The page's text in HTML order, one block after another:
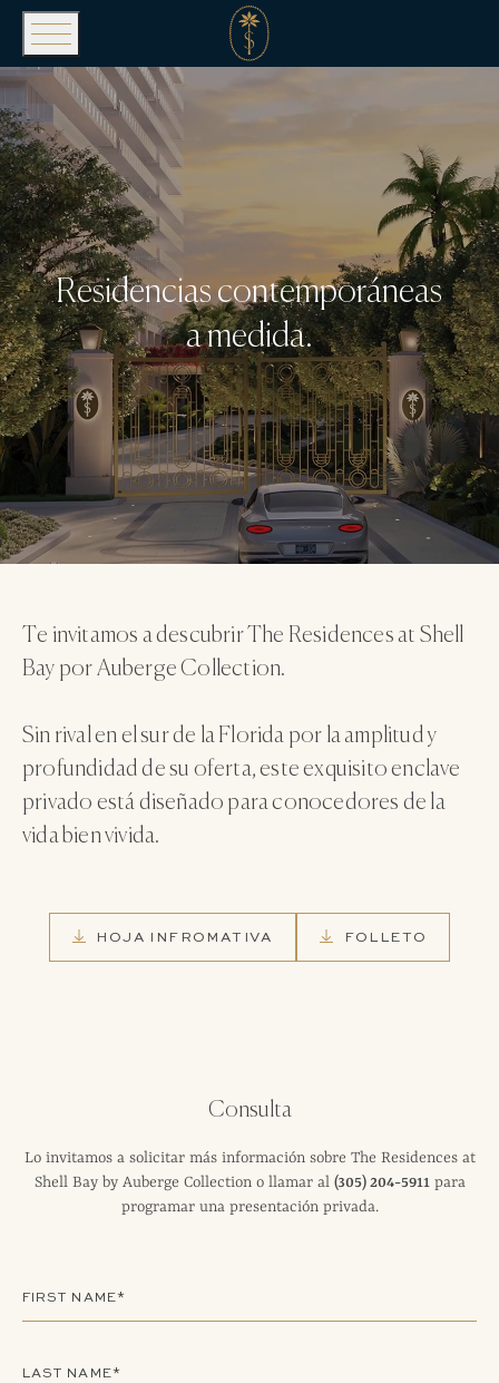
Residencias contemporáneas
a medida.
Te invitamos a descubrir The Residences at Shell
Bay por Auberge Collection.
Sin rival en el sur de la Florida por la amplitud y
profundidad de su oferta, este exquisito enclave
privado está diseñado para conocedores de la
vida bien vivida.
HOJA INFROMATIVA FOLLETO
Consulta
Lo invitamos a solicitar más información sobre The Residences at
Shell Bay by Auberge Collection o llamar al (305) 204-5911para
programar una presentación privada.
FIRST NAME*
LAST NAME*